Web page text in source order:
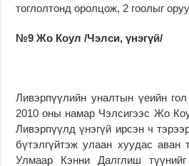
тоглолтонд оролцож, 2 гоолыг
№9 Жо Коул /Чэлси, үнэгүй/
Ливэрпүүлийн уналтын үеийн
2010 оны намар Чэлсигээс Жо
Ливэрпүүлд үнэгүй ирсэн ч
бүтэлгүйтэж улаан хуудас аван
Улмаар Кэнни Далглиш